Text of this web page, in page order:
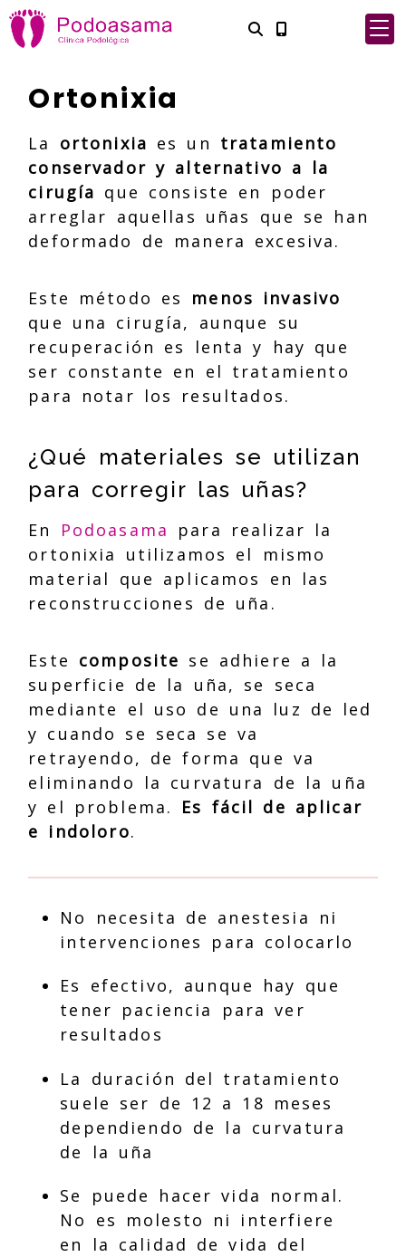
Ortonixia
La ortonixia es un tratamiento
conservador y alternativo a la
cirugía que consiste en poder
arreglar aquellas uñas que se han
deformado de manera excesiva.
Este método es menos invasivo
que una cirugía, aunque su
recuperación es lenta y hay que
ser constante en el tratamiento
para notar los resultados.
¿Qué materiales se utilizan
para corregir las uñas?
En Podoasama
para realizar la
ortonixia utilizamos el mismo
material que aplicamos en las
reconstrucciones de uña.
Este composite se adhiere a la
superficie de la uña, se seca
mediante el uso de una luz de led
y cuando se seca se va
retrayendo, de forma que va
eliminando la curvatura de la uña
y el problema. Es fácil de aplicar
e indoloro.
No necesita de anestesia ni
intervenciones para colocarlo
Es efectivo, aunque hay que
tener paciencia para ver
resultados
La duración del tratamiento
suele ser de 12 a 18 meses
dependiendo de la curvatura
de la uña
Se puede hacer vida normal.
No es molesto ni interfiere
en la calidad de vida del